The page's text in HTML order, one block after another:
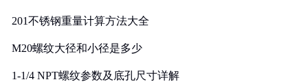
201不锈钢重量计算方法大全
M20螺纹大径和小径是多少
1-1/4 NPT螺纹参数及底孔尺寸详解